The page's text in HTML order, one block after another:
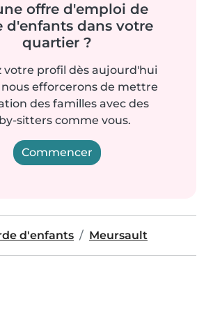
offre d'emploi de
d'enfants dans votre
quartier ?
votre profil dès aujourd'hui
efforcerons de mettre
des familles avec des
sitters comme vous.
Commencer
d'enfants Meursault